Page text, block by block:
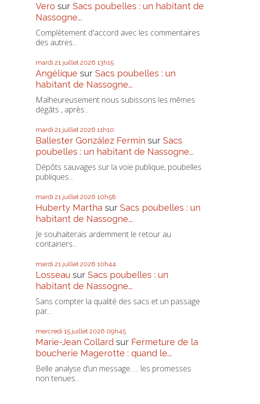
Vero surSacs poubelles : un habitant de
Nassogne...
Complètement d'accord avec les commentaires
des autres...
mardi 21 juillet 2026 13h15
Angélique surSacs poubelles : un
habitant de Nassogne...
Malheureusement nous subissons les mêmes
dégâts , après...
mardi 21 juillet 2026 11h10
Ballester González Fermín surSacs
poubelles : un habitant de Nassogne...
Dépôts sauvages sur la voie publique, poubelles
publiques...
mardi 21 juillet 2026 10h58
Huberty Martha surSacs poubelles : un
habitant de Nassogne...
Je souhaiterais ardemment le retour au
containers...
mardi 21 juillet 2026 10h44
Losseau surSacs poubelles : un
habitant de Nassogne...
Sans compter la qualité des sacs et un passage
par...
mercredi 15 juillet 2026 09h45
Marie-Jean Collard sur Fermeture de la
boucherie Magerotte : quand le...
Belle analyse d’un message….. les promesses
non tenues...